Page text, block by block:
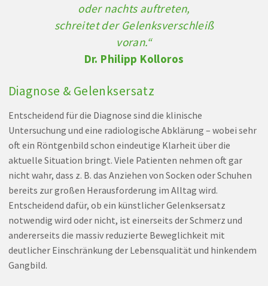
oder nachts auftreten,
schreitet der Gelenksverschleiß
voran.“
Dr. Philipp Kolloros
Diagnose & Gelenksersatz
Entscheidend für die Diagnose sind die klinische
Untersuchung und eine radiologische Abklärung – wobei sehr
oft ein Röntgenbild schon eindeutige Klarheit über die
aktuelle Situation bringt. Viele Patienten nehmen oft gar
nicht wahr, dass z. B. das Anziehen von Socken oder Schuhen
bereits zur großen Herausforderung im Alltag wird.
Entscheidend dafür, ob ein künstlicher Gelenksersatz
notwendig wird oder nicht, ist einerseits der Schmerz und
andererseits die massiv reduzierte Beweglichkeit mit
deutlicher Einschränkung der Lebensqualität und hinkendem
Gangbild.